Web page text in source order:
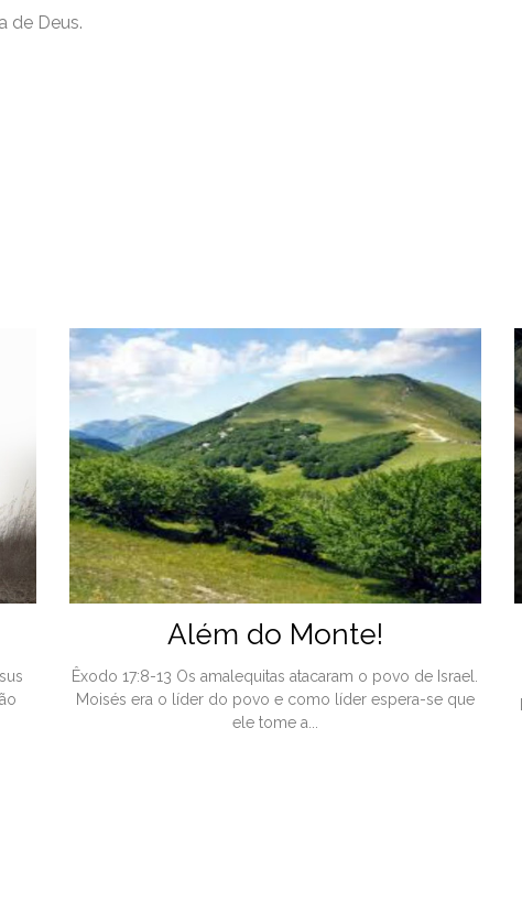
de Deus.
Além do Monte!
Êxodo 17:8-13 Os amalequitas atacaram o povo de Israel.
Moisés era o líder do povo e como líder espera-se que
ele tome a...